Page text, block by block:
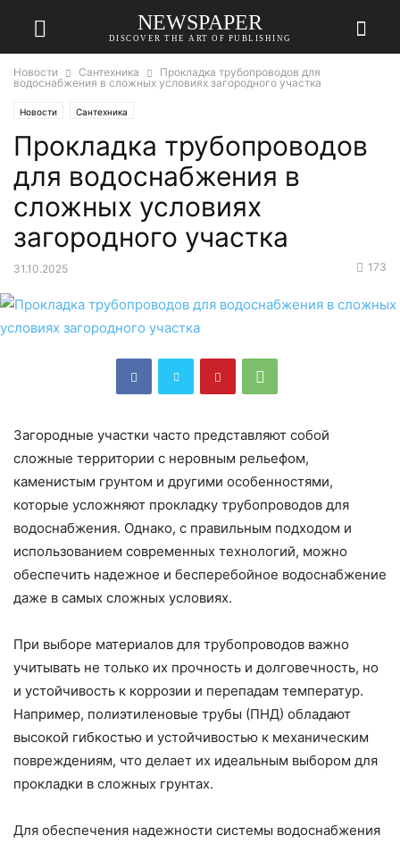
NEWSPAPER
DISCOVER THE ART OF PUBLISHING
Новости Сантехника
Прокладка трубопроводов для
водоснабжения в сложных условиях загородного участка
Новости Сантехника
Прокладка трубопроводов
для водоснабжения в
сложных условиях
загородного участка
31.10.2025 173
Загородные участки часто представляют собой
сложные территории с неровным рельефом,
каменистым грунтом и другими особенностями,
которые усложняют прокладку трубопроводов для
водоснабжения. Однако, с правильным подходом и
использованием современных технологий, можно
обеспечить надежное и бесперебойное водоснабжение
даже в самых сложных условиях.
При выборе материалов для трубопроводов важно
учитывать не только их прочность и долговечность, но
и устойчивость к коррозии и перепадам температур.
Например, полиэтиленовые трубы (ПНД) обладают
высокой гибкостью и устойчивостью к механическим
повреждениям, что делает их идеальным выбором для
прокладки в сложных грунтах.
Для обеспечения надежности системы водоснабжения